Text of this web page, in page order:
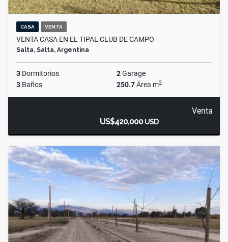
CASA VENTA
VENTA CASA EN EL TIPAL CLUB DE CAMPO
Salta, Salta, Argentina
3 Dormitorios 2Garage
3 Baños 250.7Área m2
Venta
US$420,000USD